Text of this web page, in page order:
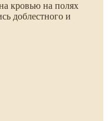
кровью на полях
доблестного и